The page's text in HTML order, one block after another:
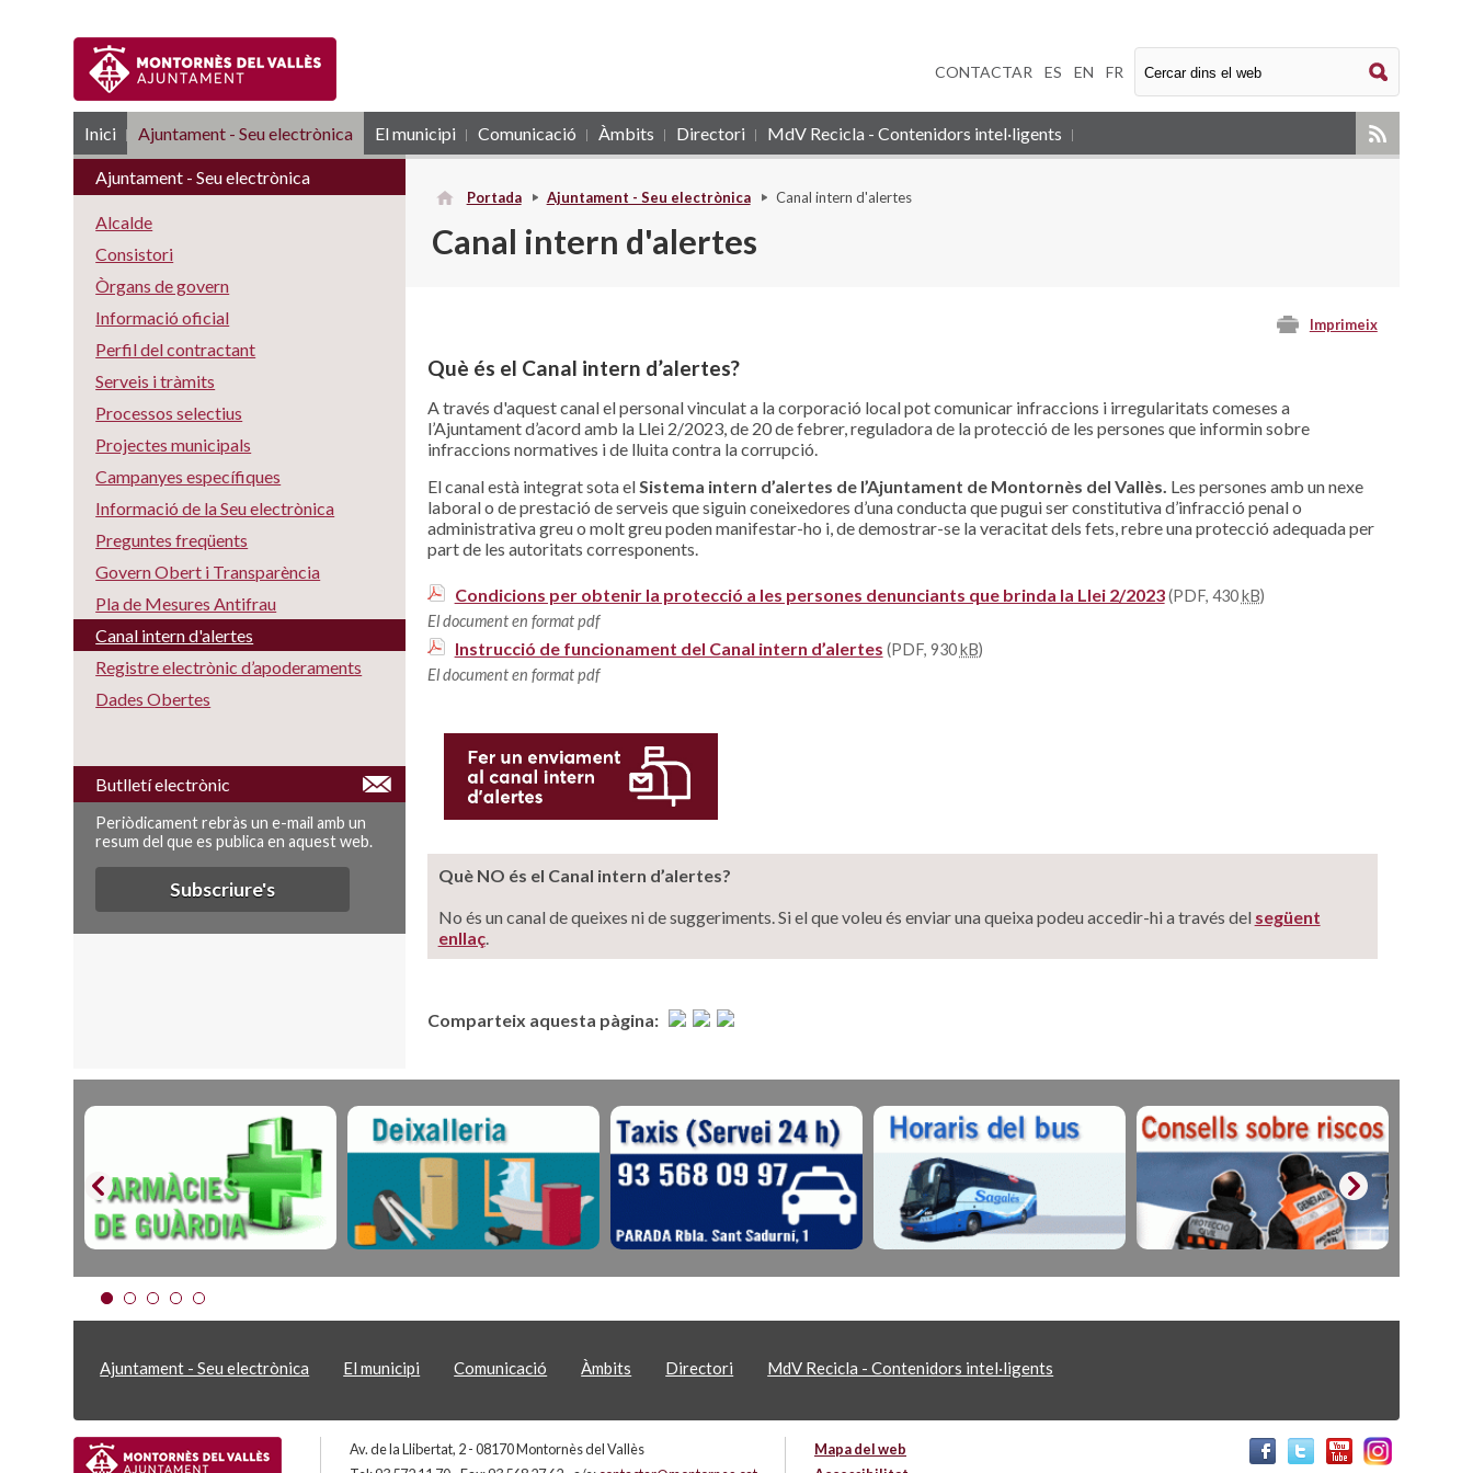
CONTACTAR ES EN FR
Inici Ajuntament - Seu electrònica El municipi Comunicació Àmbits Directori MdV Recicla - Contenidors intel·ligents
RSS
Portada Ajuntament - Seu electrònica Canal intern d'alertes
Canal intern d'alertes
Imprimeix
Què és el Canal intern d’alertes?
A través d'aquest canal el personal vinculat a la corporació local pot comunicar infraccions i irregularitats comeses a
l’Ajuntament d’acord amb la Llei 2/2023, de 20 de febrer, reguladora de la protecció de les persones que informin sobre
infraccions normatives i de lluita contra la corrupció.
El canal està integrat sota el Sistema intern d’alertes de l’Ajuntament de Montornès del Vallès. Les persones amb un nexe
laboral o de prestació de serveis que siguin coneixedores d’una conducta que pugui ser constitutiva d’infracció penal o
administrativa greu o molt greu poden manifestar-ho i, de demostrar-se la veracitat dels fets, rebre una protecció adequada per
part de les autoritats corresponents.
Condicions per obtenir la protecció a les persones denunciants que brinda la Llei 2/2023(PDF, 430kB)
El document en format pdf
Instrucció de funcionament del Canal intern d’alertes (PDF, 930kB)
El document en format pdf
Què NO és el Canal intern d’alertes?
No és un canal de queixes ni de suggeriments. Si el que voleu és enviar una queixa podeu accedir-hi a través del següent
enllaç.
Comparteix aquesta pàgina:
Ajuntament - Seu electrònica
Alcalde
Consistori
Òrgans de govern
Informació oficial
Perfil del contractant
Serveis i tràmits
Processos selectius
Projectes municipals
Campanyes específiques
Informació de la Seu electrònica
Preguntes freqüents
Govern Obert i Transparència
Pla de Mesures Antifrau
Canal intern d'alertes
Registre electrònic d’apoderaments
Dades Obertes
Butlletí electrònic
Periòdicament rebràs un e-mail amb un
resum del que es publica en aquest web.
Subscriure's
Ajuntament - Seu electrònica El municipi Comunicació Àmbits Directori MdV Recicla - Contenidors intel·ligents
Av. de la Llibertat, 2 - 08170 Montornès del Vallès
Mapa del web